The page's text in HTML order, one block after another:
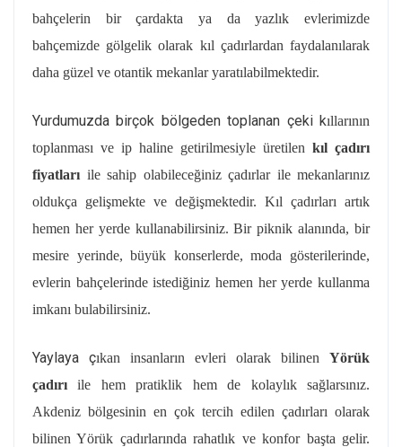
bahçelerin bir çardakta ya da yazlık evlerimizde
bahçemizde gölgelik olarak kıl çadırlardan faydalanılarak
daha güzel ve otantik mekanlar yaratılabilmektedir.
Yurdumuzda birçok bölgeden toplanan çeki kıllarının
toplanması ve ip haline getirilmesiyle üretilen kıl çadırı
fiyatları ile sahip olabileceğiniz çadırlar ile mekanlarınız
oldukça gelişmekte ve değişmektedir. Kıl çadırları artık
hemen her yerde kullanabilirsiniz. Bir piknik alanında, bir
mesire yerinde, büyük konserlerde, moda gösterilerinde,
evlerin bahçelerinde istediğiniz hemen her yerde kullanma
imkanı bulabilirsiniz.
Yaylaya çıkan insanların evleri olarak bilinen Yörük
çadırı ile hem pratiklik hem de kolaylık sağlarsınız.
Akdeniz bölgesinin en çok tercih edilen çadırları olarak
bilinen Yörük çadırlarında rahatlık ve konfor başta gelir.